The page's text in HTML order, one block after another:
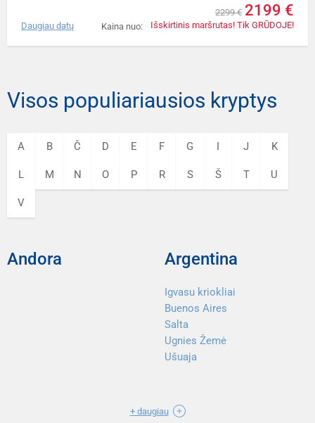
Kaina nuo:
2299 € 2199 €
Išskirtinis maršrutas! Tik GRŪDOJE!
Daugiau datų
Visos populiariausios kryptys
A B Č D E F G I J K
L M N O P R S Š T U
V
Andora Argentina
Igvasu kriokliai
Buenos Aires
Salta
Ugnies Žemė
Ušuaja
+ daugiau